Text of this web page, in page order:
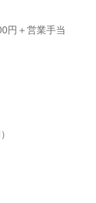
円＋営業手当